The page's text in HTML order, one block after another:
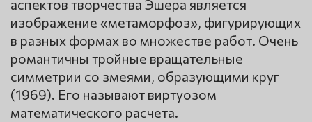
аспектов творчества Эшера является
изображение «метаморфоз», фигурирующих
в разных формах во множестве работ. Очень
романтичны тройные вращательные
симметрии со змеями, образующими круг
(1969). Его называют виртуозом
математического расчета.